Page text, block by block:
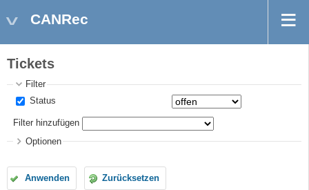
CANRec
Tickets
Filter
Status
Filter hinzufügen
Optionen
Anwenden Zurücksetzen